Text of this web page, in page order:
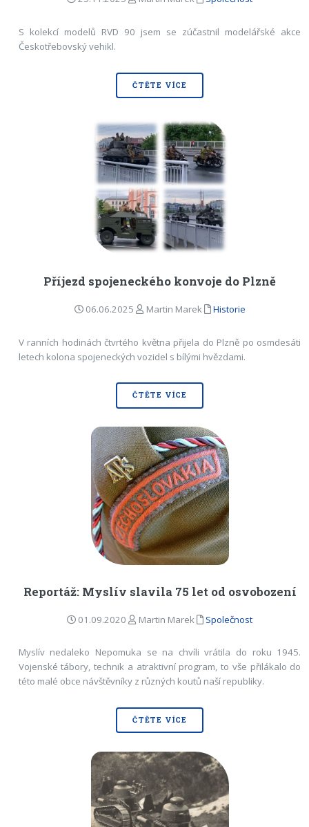
S kolekcí modelů RVD 90 jsem se zúčastnil modelářské akce
Českotřebovský vehikl.
ČTĚTE VÍCE
Příjezd spojeneckého konvoje do Plzně
06.06.2025 Martin Marek Historie
V ranních hodinách čtvrtého května přijela do Plzně po osmdesáti
letech kolona spojeneckých vozidel s bílými hvězdami.
ČTĚTE VÍCE
Reportáž: Myslív slavila 75 let od osvobození
01.09.2020 Martin Marek Společnost
Myslív nedaleko Nepomuka se na chvíli vrátila do roku 1945.
Vojenské tábory, technik a atraktivní program, to vše přilákalo do
této malé obce návštěvníky z různých koutů naší republiky.
ČTĚTE VÍCE